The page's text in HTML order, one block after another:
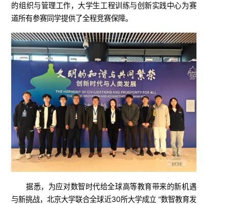
的组织与管理工作，大学生工程训练与创新实践中心为赛
道所有参赛同学提供了全程竞赛保障。
据悉，为应对数智时代给全球高等教育带来的新机遇
与新挑战，北京大学联合全球近30所大学成立 “数智教育发